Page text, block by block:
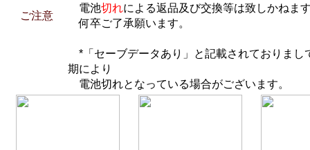
ご注意
電池切れによる返品及び交換等は致しかねま
何卒ご了承願います。
*「セーブデータあり」と記載されておりまし
期により
電池切れとなっている場合がございます。